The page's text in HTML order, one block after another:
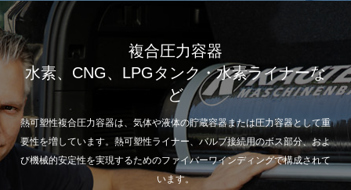
複合圧力容器
水素、CNG、LPGタンク・水素ライナーな
ど
熱可塑性複合圧力容器は、気体や液体の貯蔵容器または圧力容器として重
要性を増しています。熱可塑性ライナー、バルブ接続用のボス部分、およ
び機械的安定性を実現するためのファイバーワインディングで構成されて
います。